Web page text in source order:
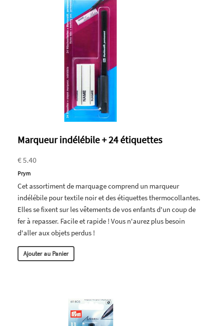
Marqueur indélébile + 24 étiquettes
€ 5.40
Prym
Cet assortiment de marquage comprend un marqueur
indélébile pour textile noir et des étiquettes thermocollantes.
Elles se fixent sur les vêtements de vos enfants d'un coup de
fer à repasser. Facile et rapide ! Vous n'aurez plus besoin
d'aller aux objets perdus !
Ajouter au Panier